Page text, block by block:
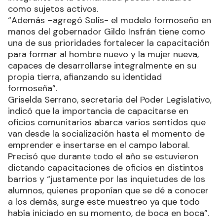
como sujetos activos.
“Además –agregó Solís- el modelo formoseño en
manos del gobernador Gildo Insfrán tiene como
una de sus prioridades fortalecer la capacitación
para formar al hombre nuevo y la mujer nueva,
capaces de desarrollarse integralmente en su
propia tierra, afianzando su identidad
formoseña”.
Griselda Serrano, secretaria del Poder Legislativo,
indicó que la importancia de capacitarse en
oficios comunitarios abarca varios sentidos que
van desde la socialización hasta el momento de
emprender e insertarse en el campo laboral.
Precisó que durante todo el año se estuvieron
dictando capacitaciones de oficios en distintos
barrios y “justamente por las inquietudes de los
alumnos, quienes proponían que se dé a conocer
a los demás, surge este muestreo ya que todo
había iniciado en su momento, de boca en boca”.